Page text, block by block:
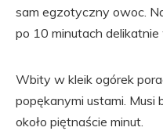
sam egzotyczny owoc.
po 10 minutach
Wbity w kleik ogórek
popękanymi ustami. Musi
około piętnaście minut.